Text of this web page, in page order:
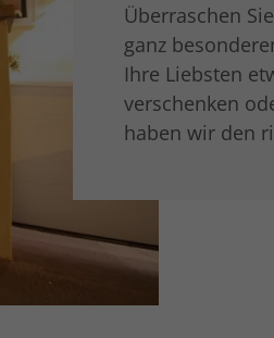
Überraschen
ganz
Ihre Liebsten
verschenken
haben wir den